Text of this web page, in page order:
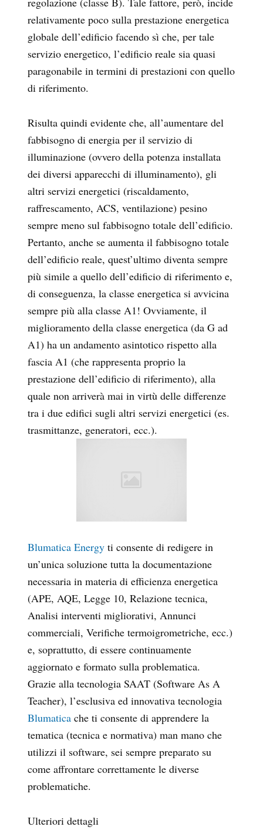
relativamente poco sulla prestazione energetica
globale dell’edificio facendo sì che, per tale
servizio energetico, l’edificio reale sia quasi
paragonabile in termini di prestazioni con quello
di riferimento.
Risulta quindi evidente che, all’aumentare del
fabbisogno di energia per il servizio di
illuminazione (ovvero della potenza installata
dei diversi apparecchi di illuminamento), gli
altri servizi energetici (riscaldamento,
raffrescamento, ACS, ventilazione) pesino
sempre meno sul fabbisogno totale dell’edificio.
Pertanto, anche se aumenta il fabbisogno totale
dell’edificio reale, quest’ultimo diventa sempre
più simile a quello dell’edificio di riferimento e,
di conseguenza, la classe energetica si avvicina
sempre più alla classe A1! Ovviamente, il
miglioramento della classe energetica (da G ad
A1) ha un andamento asintotico rispetto alla
fascia A1 (che rappresenta proprio la
prestazione dell’edificio di riferimento), alla
quale non arriverà mai in virtù delle differenze
tra i due edifici sugli altri servizi energetici (es.
trasmittanze, generatori, ecc.).
Blumatica Energy ti consente di redigere in
un’unica soluzione tutta la documentazione
necessaria in materia di efficienza energetica
(APE, AQE, Legge 10, Relazione tecnica,
Analisi interventi migliorativi, Annunci
commerciali, Verifiche termoigrometriche, ecc.)
e, soprattutto, di essere continuamente
aggiornato e formato sulla problematica.
Grazie alla tecnologia SAAT (Software As A
Teacher), l’esclusiva ed innovativa tecnologia
Blumatica che ti consente di apprendere la
tematica (tecnica e normativa) man mano che
utilizzi il software, sei sempre preparato su
come affrontare correttamente le diverse
problematiche.
Ulteriori dettagli